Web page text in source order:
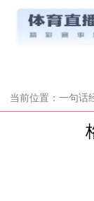
当前位置： 一句话